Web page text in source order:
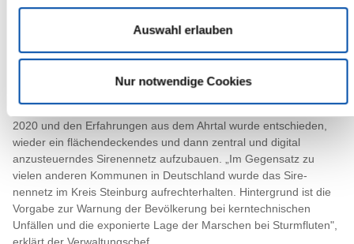
Auswahl erlauben
Nur notwendige Cookies
oder bei einem irreparablen Defekt. Langfristig wird das System
dadurch schrittweise an das modulare Warnsystem des Bundes
Übrigens: Bis vor zwei Jahren waren Sirenen im modularen
Warnsystem nicht mehr vorge-sehen. Erst nach dem Warntag
2020 und den Erfahrungen aus dem Ahrtal wurde entschieden,
wieder ein flächendeckendes und dann zentral und digital
anzusteuerndes Sirenennetz aufzubauen. „Im Gegensatz zu
vielen anderen Kommunen in Deutschland wurde das Sire-
nennetz im Kreis Steinburg aufrechterhalten. Hintergrund ist die
Vorgabe zur Warnung der Bevölkerung bei kerntechnischen
Unfällen und die exponierte Lage der Marschen bei Sturmfluten",